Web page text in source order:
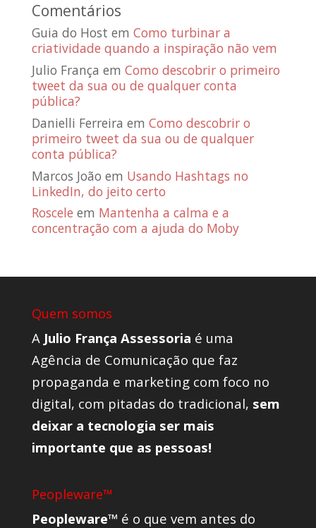
Comentários
Guia do Host em Como turbinar a
criatividade quando a inspiração não vem
Julio França em Como descobrir o primeiro
tweet da sua ou de qualquer conta
pública?
Danielli Ferreira em Como descobrir o
primeiro tweet da sua ou de qualquer
conta pública?
Marcos João em Usando Hashtags no
LinkedIn, do jeito certo
Roscele em Mantenha a calma e a
concentração com a ajuda do Moby
Quem somos
A Julio França Assessoria é uma
Agência de Comunicação que faz
propaganda e marketing com foco no
digital, com pitadas do tradicional, sem
deixar a tecnologia ser mais
importante que as pessoas!
Peopleware™
Peopleware™ é o que vem antes do